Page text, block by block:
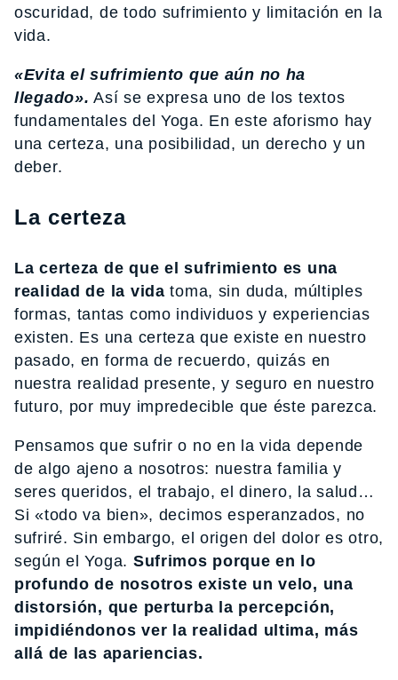
oscuridad, de todo sufrimiento y limitación en la
vida.
«Evita el sufrimiento que aún no ha
llegado». Así se expresa uno de los textos
fundamentales del Yoga. En este aforismo hay
una certeza, una posibilidad, un derecho y un
deber.
La certeza
La certeza de que el sufrimiento es una
realidad de la vida toma, sin duda, múltiples
formas, tantas como individuos y experiencias
existen. Es una certeza que existe en nuestro
pasado, en forma de recuerdo, quizás en
nuestra realidad presente, y seguro en nuestro
futuro, por muy impredecible que éste parezca.
Pensamos que sufrir o no en la vida depende
de algo ajeno a nosotros: nuestra familia y
seres queridos, el trabajo, el dinero, la salud…
Si «todo va bien», decimos esperanzados, no
sufriré. Sin embargo, el origen del dolor es otro,
según el Yoga. Sufrimos porque en lo
profundo de nosotros existe un velo, una
distorsión, que perturba la percepción,
impidiéndonos ver la realidad ultima, más
allá de las apariencias.